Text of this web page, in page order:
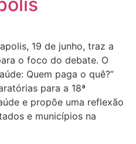
19 de junho, traz a
o foco do debate. O
Quem paga o quê?”
para a 18ª
e propõe uma reflexão
e municípios na